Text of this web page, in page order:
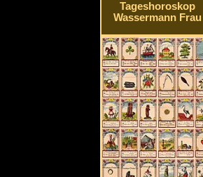
Tageshoroskop
Wassermann Frau